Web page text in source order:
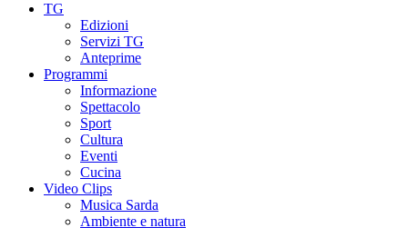
TG
Edizioni
Servizi TG
Anteprime
Programmi
Informazione
Spettacolo
Sport
Cultura
Eventi
Cucina
Video Clips
Musica Sarda
Ambiente e natura